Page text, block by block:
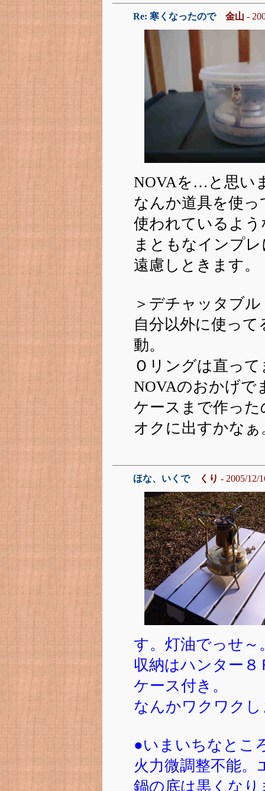
Re: 寒くなったので 金山 -
NOVAを…と思い
なんか道具を使
使われているよ
まともなインプ
遠慮しときます。
＞デチャッタブル
自分以外に使っ
動。
Ｏリングは直っ
NOVAのおかげで
ケースまで作っ
オクに出すかなぁ
ほな、いくで くり - 2005/12/
す。灯油でっせ～
収納はハンター
ケース付き。
なんかワクワク
●いまいちなとこ
火力微調整不能。
鍋の底は黒くな